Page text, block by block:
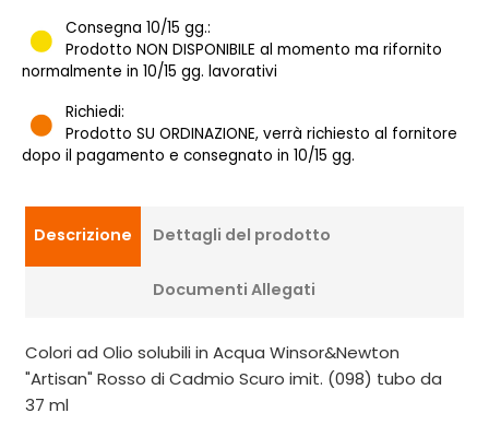
Consegna 10/15 gg.:
Prodotto NON DISPONIBILE al momento ma rifornito
normalmente in 10/15 gg. lavorativi
Richiedi:
Prodotto SU ORDINAZIONE, verrà richiesto al fornitore
dopo il pagamento e consegnato in 10/15 gg.
Descrizione Dettagli del prodotto
Documenti Allegati
Colori ad Olio solubili in Acqua Winsor&Newton
"Artisan" Rosso di Cadmio Scuro imit. (098) tubo da
37 ml